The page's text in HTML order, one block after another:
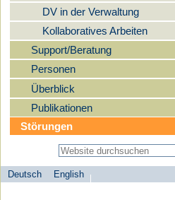
DV in der Verwaltung
Kollaboratives Arbeiten
Support/Beratung
Personen
Überblick
Publikationen
Störungen
Sprachauswahl
Deutsch
English
search-menu